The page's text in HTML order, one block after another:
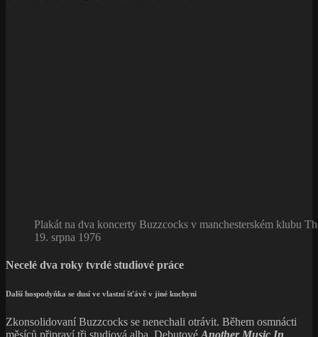
Plakát na dva koncerty Buzzcocks v manchesterském klubu
19. srpna 1976
Necelé dva roky tvrdé studiové práce
Další hospodyňka se dusí ve vlastní šťávě v jiné kuchyni
Zkonsolidovaní Buzzcocks se nenechali otrávit. Během osmnácti